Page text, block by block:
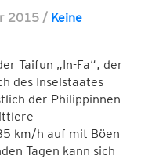
2015 / Keine
Taifun „In-Fa“, der
des Inselstaates
der Philippinnen
km/h auf mit Böen
Tagen kann sich